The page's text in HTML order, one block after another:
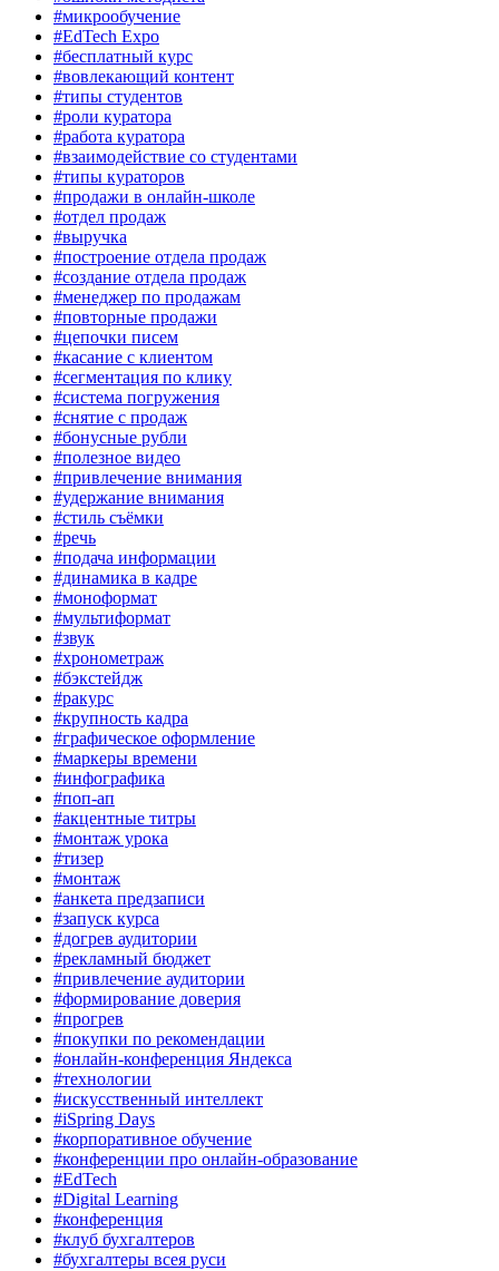
#микрообучение
#EdTech Expo
#бесплатный курс
#вовлекающий контент
#типы студентов
#роли куратора
#работа куратора
#взаимодействие со студентами
#типы кураторов
#продажи в онлайн-школе
#отдел продаж
#выручка
#построение отдела продаж
#создание отдела продаж
#менеджер по продажам
#повторные продажи
#цепочки писем
#касание с клиентом
#сегментация по клику
#система погружения
#снятие с продаж
#бонусные рубли
#полезное видео
#привлечение внимания
#удержание внимания
#стиль съёмки
#речь
#подача информации
#динамика в кадре
#моноформат
#мультиформат
#звук
#хронометраж
#бэкстейдж
#ракурс
#крупность кадра
#графическое оформление
#маркеры времени
#инфографика
#поп-ап
#акцентные титры
#монтаж урока
#тизер
#монтаж
#анкета предзаписи
#запуск курса
#догрев аудитории
#рекламный бюджет
#привлечение аудитории
#формирование доверия
#прогрев
#покупки по рекомендации
#онлайн-конференция Яндекса
#технологии
#искусственный интеллект
#iSpring Days
#корпоративное обучение
#конференции про онлайн-образование
#EdTech
#Digital Learning
#конференция
#клуб бухгалтеров
#бухгалтеры всея руси